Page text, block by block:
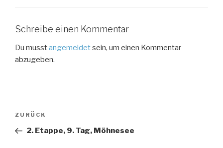
Schreibe einen Kommentar
Du musstangemeldetsein, um einen Kommentar
abzugeben.
Beitragsnavigation
Vorheriger
Beitrag
ZURÜCK
2. Etappe, 9. Tag, Möhnesee